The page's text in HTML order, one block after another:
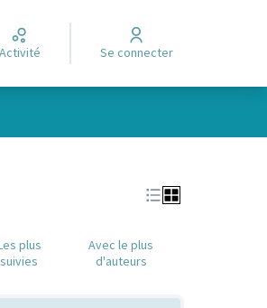
Activité Se connecter
plus
suivies
Avec le plus
d'auteurs